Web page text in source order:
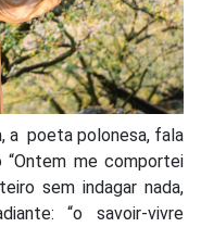
a poeta polonesa, fala
me comportei
sem indagar nada,
“o savoir-vivre